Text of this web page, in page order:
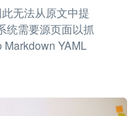
无法从原文中提
统需要源页面以抓
YAML